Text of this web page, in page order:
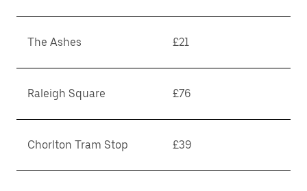
The Ashes £21
Raleigh Square £76
Chorlton Tram Stop £39